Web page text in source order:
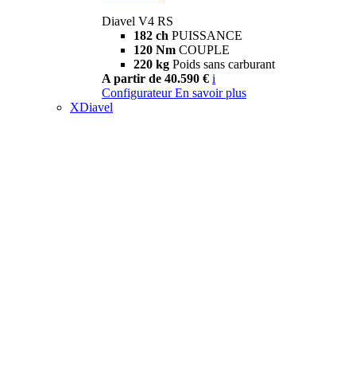
Diavel V4 RS
182 ch PUISSANCE
120 Nm COUPLE
220 kg Poids sans carburant
A partir de 40.590 € i
Configurateur En savoir plus
XDiavel